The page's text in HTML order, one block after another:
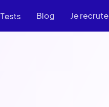
Tests Blog Je recrute